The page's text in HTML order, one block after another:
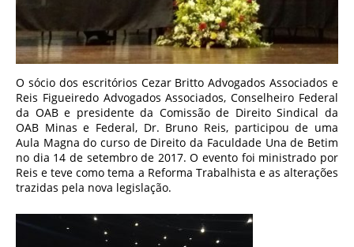
O sócio dos escritórios Cezar Britto Advogados Associados e
Reis Figueiredo Advogados Associados, Conselheiro Federal
da OAB e presidente da Comissão de Direito Sindical da
OAB Minas e Federal, Dr. Bruno Reis, participou de uma
Aula Magna do curso de Direito da Faculdade Una de Betim
no dia 14 de setembro de 2017. O evento foi ministrado por
Reis e teve como tema a Reforma Trabalhista e as alterações
trazidas pela nova legislação.